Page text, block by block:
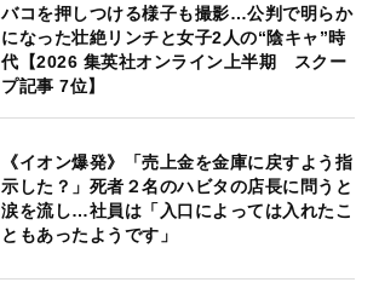
バコを押しつける様子も撮影…公判で明らか
になった壮絶リンチと女子2人の“陰キャ”時
代【2026 集英社オンライン上半期 スクー
プ記事 7位】
《イオン爆発》「売上金を金庫に戻すよう指
示した？」死者２名のハビタの店長に問うと
涙を流し…社員は「入口によっては入れたこ
ともあったようです」